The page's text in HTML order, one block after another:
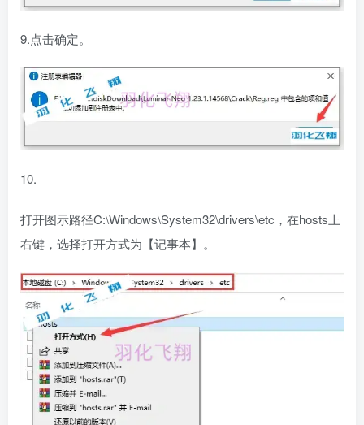
9.点击确定。
10.
打开图示路径C:\Windows\System32\drivers\etc，在hosts上
右键，选择打开方式为【记事本】。